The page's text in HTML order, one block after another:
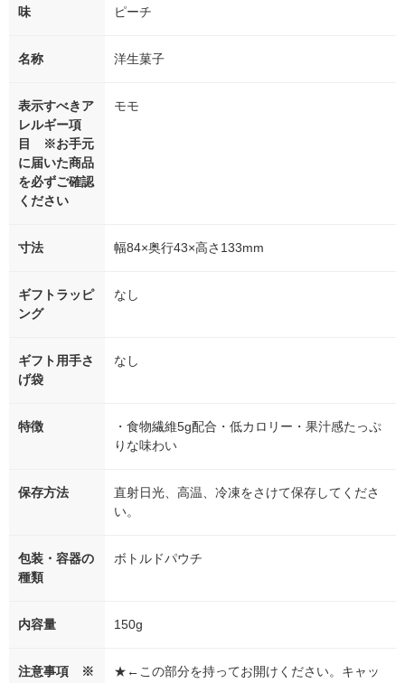
味 ピーチ
名称 洋生菓子
表示すべきア
レルギー項
目 ※お手元
に届いた商品
を必ずご確認
ください
モモ
寸法 幅84×奥行43×高さ133mm
ギフトラッピ
ング
なし
ギフト用手さ
げ袋
なし
特徴
・食物繊維5g配合・低カロリー・果汁感たっぷ
りな味わい
保存方法
直射日光、高温、冷凍をさけて保存してくださ
い。
包装・容器の
種類
ボトルドパウチ
内容量 150g
注意事項 ※ ★←この部分を持ってお開けください。キャッ